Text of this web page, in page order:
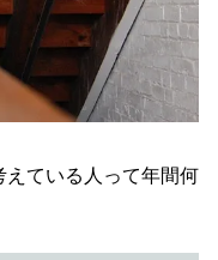
えている人って年間何